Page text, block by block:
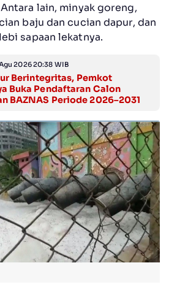
lain, minyak goreng,
baju dan cucian dapur, dan
sapaan lekatnya.
2026 20:38 WIB
Berintegritas, Pemkot
Buka Pendaftaran Calon
BAZNAS Periode 2026–2031